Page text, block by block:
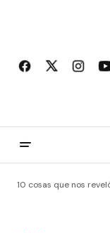
10 cosas que nos